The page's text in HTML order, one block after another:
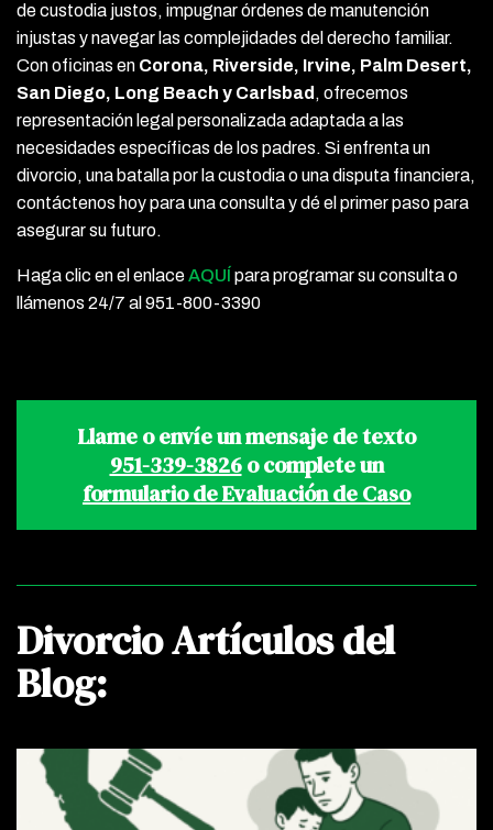
de custodia justos, impugnar órdenes de manutención
injustas y navegar las complejidades del derecho familiar.
Con oficinas en Corona, Riverside, Irvine, Palm Desert,
San Diego, Long Beach y Carlsbad, ofrecemos
representación legal personalizada adaptada a las
necesidades específicas de los padres. Si enfrenta un
divorcio, una batalla por la custodia o una disputa financiera,
contáctenos hoy para una consulta y dé el primer paso para
asegurar su futuro.
Haga clic en el enlaceAQUÍ para programar su consulta o
llámenos 24/7 al 951-800-3390
Llame o envíe un mensaje de texto
951-339-3826o complete un
formulario de Evaluación de Caso
Divorcio Artículos del
Blog: